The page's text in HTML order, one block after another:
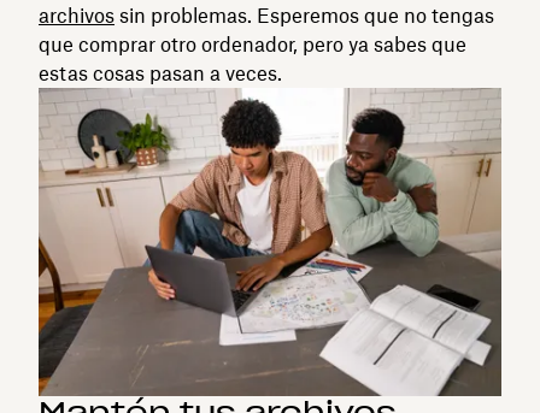
archivos sin problemas. Esperemos que no tengas
que comprar otro ordenador, pero ya sabes que
estas cosas pasan a veces.